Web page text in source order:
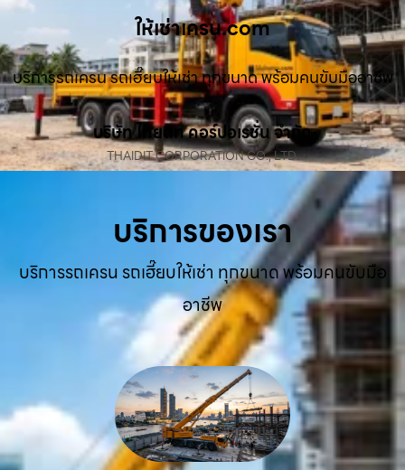
ให้เช่าเครน.com
บริการรถเครน รถเฮี๊ยบให้เช่า ทุกขนาด พร้อมคนขับมืออาชีพ
บริษัท ไทยดิท คอร์ปอเรชั่น จำกัด
THAIDIT CORPORATION CO., LTD.
บริการของเรา
บริการรถเครน รถเฮี๊ยบให้เช่า ทุกขนาด พร้อมคนขับมือ
อาชีพ